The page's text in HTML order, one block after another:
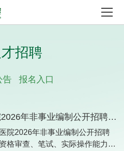
才招聘
告 报名入口
南华大学附属南华医院2026年非事业编制公开招聘B、C、D类岗位入围体检与考察人员名单公示
院2026年非事业编制公开招聘
格审查、笔试、实际操作能力测